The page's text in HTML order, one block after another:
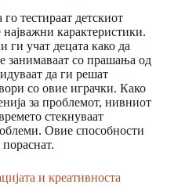
тестираат детскиот
најважни карактеристики.
ги учат децата како да
занимаваат со прашања од
да ги решат
со овие играчки. Како
за проблемот, нивниот
стекнуваат
Овие способности
и креативноста